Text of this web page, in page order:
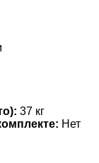
37 кг
Нет